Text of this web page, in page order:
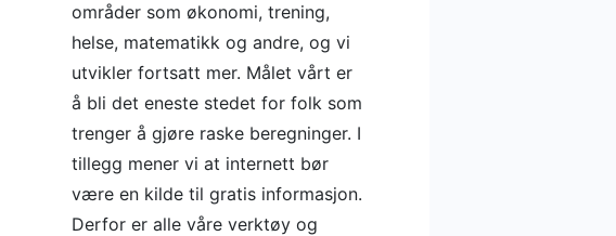
områder som økonomi, trening,
helse, matematikk og andre, og vi
utvikler fortsatt mer. Målet vårt er
å bli det eneste stedet for folk som
trenger å gjøre raske beregninger. I
tillegg mener vi at internett bør
være en kilde til gratis informasjon.
Derfor er alle våre verktøy og